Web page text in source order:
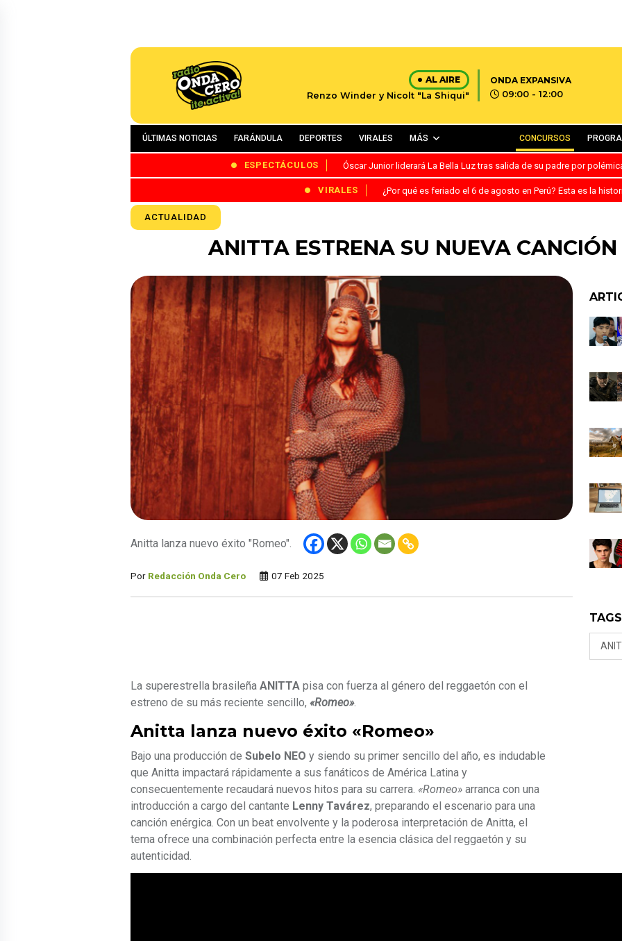
AL AIRE
Renzo Winder y Nicolt "La Shiqui"
ONDA EXPANSIVA
09:00 - 12:00
ÚLTIMAS NOTICIAS FARÁNDULA DEPORTES VIRALES MÁS CONCURSOS
ESPECTÁCULOS Óscar Junior liderará La Bella Luz tras salida de su padre por
VIRALES ¿Por qué es feriado el 6 de agosto en Perú? Esta es la
ACTUALIDAD
ANITTA ESTRENA SU NUEVA CANCIÓN
Anitta lanza nuevo éxito "Romeo".
Por Redacción Onda Cero 07 Feb 2025
La superestrella brasileña ANITTA pisa con fuerza al género del reggaetón con el
estreno de su más reciente sencillo, «Romeo».
Anitta lanza nuevo éxito «Romeo»
Bajo una producción de Subelo NEO y siendo su primer sencillo del año, es indudable
que Anitta impactará rápidamente a sus fanáticos de América Latina y
consecuentemente recaudará nuevos hitos para su carrera. «Romeo» arranca con una
introducción a cargo del cantante Lenny Tavárez, preparando el escenario para una
canción enérgica. Con un beat envolvente y la poderosa interpretación de Anitta, el
tema ofrece una combinación perfecta entre la esencia clásica del reggaetón y su
autenticidad.
TAGS